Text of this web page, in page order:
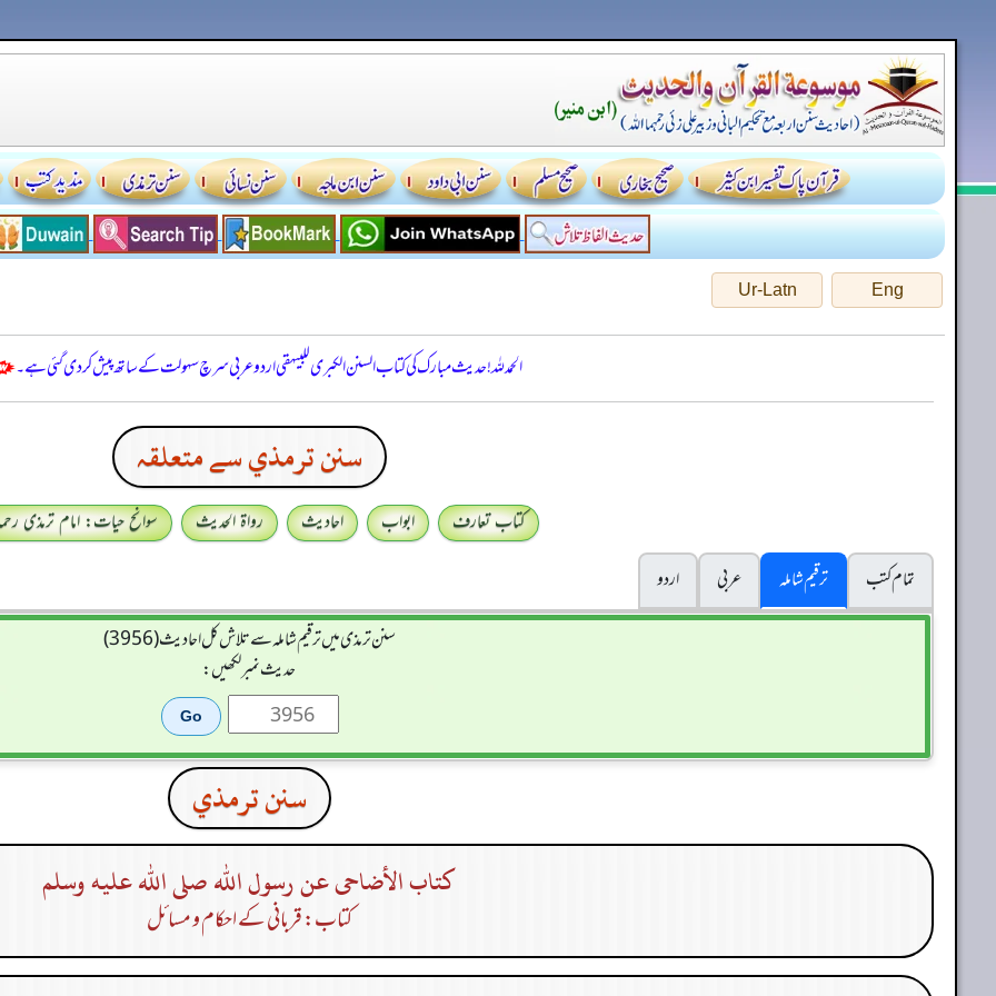
Eng
Ur-Latn
الحمدللہ! حدیث مبارک کی کتاب السنن الكبرى للبيهقي اردو عربی سرچ سہولت کے ساتھ پیش کر دی گئی ہے۔
سنن ترمذي سے متعلقہ
کتاب تعارف ابواب احادیث رواۃ الحدیث
سوانح حیات: امام ترمذی
تمام کتب
ترقیم شاملہ عربی
اردو
سنن ترمذی میں ترقیم شاملہ سے تلاش کل احادیث (3956)
حدیث نمبر لکھیں:
سنن ترمذي
كتاب الأضاحى عن رسول الله صلى الله عليه وسلم
کتاب: قربانی کے احکام و مسائل